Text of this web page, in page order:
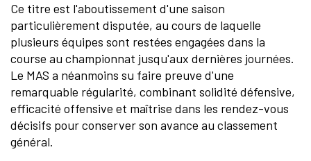
Ce titre est l'aboutissement d'une saison
particulièrement disputée, au cours de laquelle
plusieurs équipes sont restées engagées dans la
course au championnat jusqu'aux dernières journées.
Le MAS a néanmoins su faire preuve d'une
remarquable régularité, combinant solidité défensive,
efficacité offensive et maîtrise dans les rendez-vous
décisifs pour conserver son avance au classement
général.